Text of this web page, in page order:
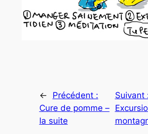
←
Précédent :
Cure de pomme –
la suite
Suivant